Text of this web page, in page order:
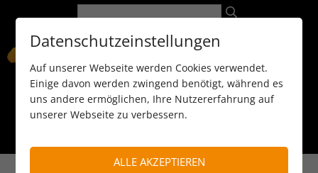
089 / 8 11 90 15
Datenschutzeinstellungen
Auf unserer Webseite werden Cookies verwendet.
Einige davon werden zwingend benötigt, während es
uns andere ermöglichen, Ihre Nutzererfahrung auf
unserer Webseite zu verbessern.
ALLE AKZEPTIEREN